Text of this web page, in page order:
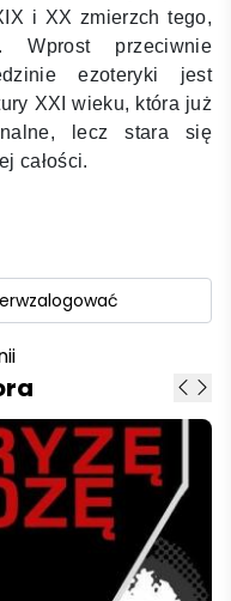
i XX zmierzch tego,
Wprost przeciwnie
ezoteryki jest
XXI wieku, która już
lecz stara się
całości.
zalogować